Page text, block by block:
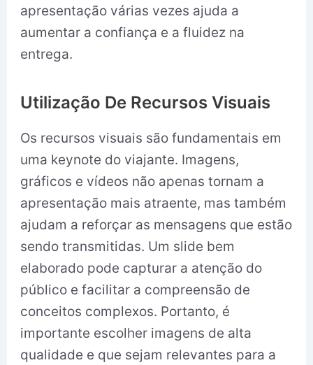
apresentação várias vezes ajuda a
aumentar a confiança e a fluidez na
entrega.
Utilização De Recursos Visuais
Os recursos visuais são fundamentais em
uma keynote do viajante. Imagens,
gráficos e vídeos não apenas tornam a
apresentação mais atraente, mas também
ajudam a reforçar as mensagens que estão
sendo transmitidas. Um slide bem
elaborado pode capturar a atenção do
público e facilitar a compreensão de
conceitos complexos. Portanto, é
importante escolher imagens de alta
qualidade e que sejam relevantes para a